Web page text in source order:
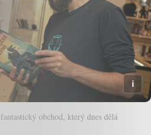
obchod, který dnes dělá